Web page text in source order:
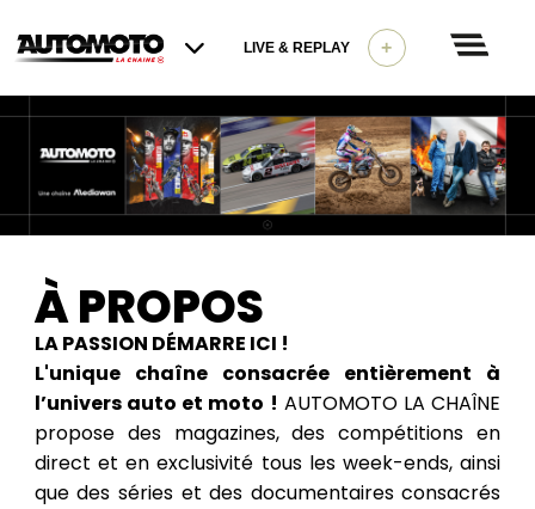
LIVE & REPLAY +
À PROPOS
LA PASSION DÉMARRE ICI !
L'unique chaîne consacrée entièrement à
l’univers auto et moto ! AUTOMOTO LA CHAÎNE
propose des magazines, des compétitions en
direct et en exclusivité tous les week-ends, ainsi
que des séries et des documentaires consacrés